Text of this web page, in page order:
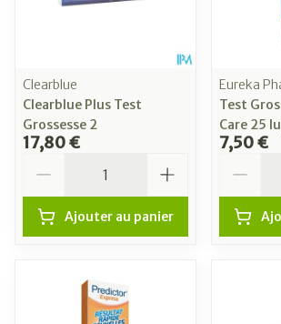
Clearblue
Clearblue Plus Test
Grossesse 2
17,80 €
Ajouter au panier
Eureka
Test
Care 25
7,50 €